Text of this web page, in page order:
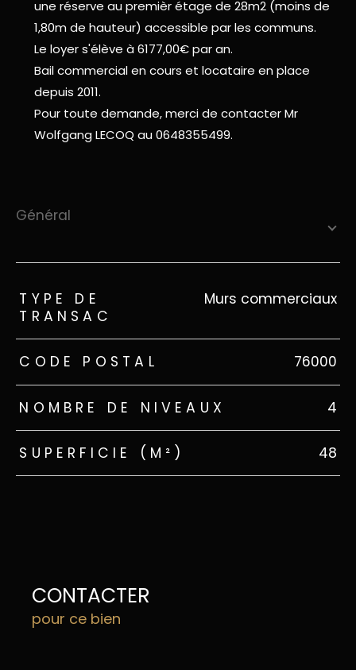
une réserve au premièr étage de 28m2 (moins de
1,80m de hauteur) accessible par les communs.
Le loyer s'élève à 6177,00€ par an.
Bail commercial en cours et locataire en place
depuis 2011.
Pour toute demande, merci de contacter Mr
Wolfgang LECOQ au 0648355499.
général
TRAD_ZEPHYR_Caracteristique TRAD_ZEPHYR_Valeurs
TYPE DE
TRANSAC
Murs commerciaux
CODE POSTAL 76000
NOMBRE DE NIVEAUX 4
SUPERFICIE (M²) 48
CONTACTER
pour ce bien